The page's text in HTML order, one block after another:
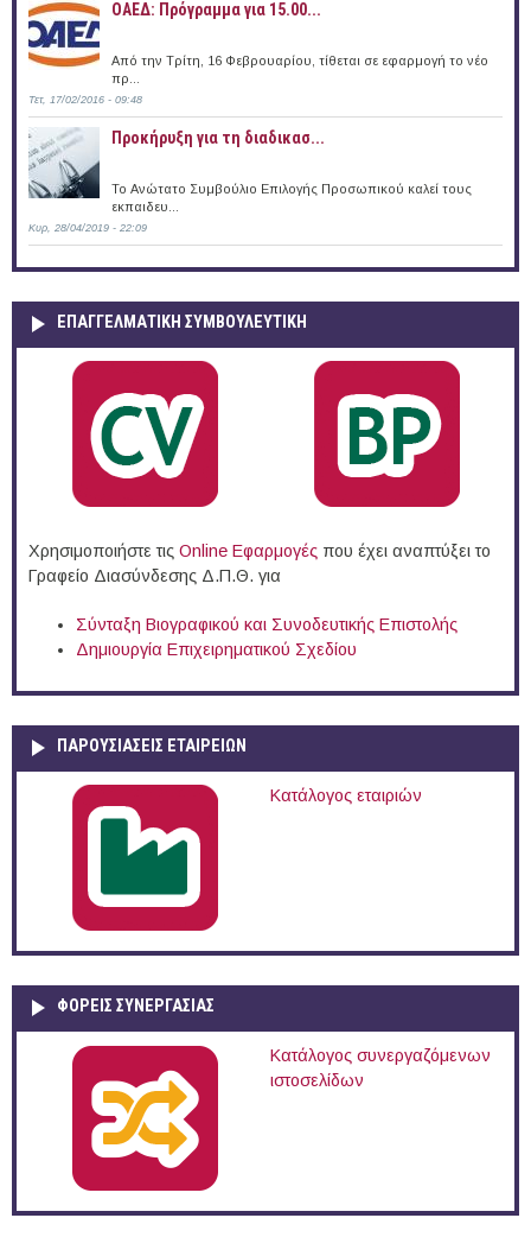
ΟΑΕΔ: Πρόγραμμα για 15.00...
Από την Τρίτη, 16 Φεβρουαρίου, τίθεται σε εφαρμογή το νέο
πρ...
Τετ, 17/02/2016 - 09:48
Προκήρυξη για τη διαδικασ...
Το Ανώτατο Συμβούλιο Επιλογής Προσωπικού καλεί τους
εκπαιδευ...
Κυρ, 28/04/2019 - 22:09
ΕΠΑΓΓΕΛΜΑΤΙΚΉ ΣΥΜΒΟΥΛΕΥΤΙΚΉ
Χρησιμοποιήστε τις Online Eφαρμογές που έχει αναπτύξει το
Γραφείο Διασύνδεσης Δ.Π.Θ. για
Σύνταξη Βιογραφικού και Συνοδευτικής Επιστολής
Δημιουργία Επιχειρηματικού Σχεδίου
ΠΑΡΟΥΣΙΆΣΕΙΣ ΕΤΑΙΡΕΙΏΝ
Κατάλογος εταιριών
ΦΟΡΕΙΣ ΣΥΝΕΡΓΑΣΙΑΣ
Κατάλογος συνεργαζόμενων
ιστοσελίδων